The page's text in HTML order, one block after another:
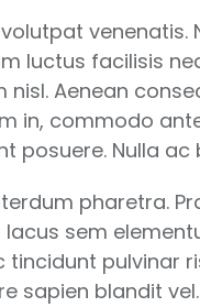
luctus facilisis
Aenean
in, commodo
posuere. Nulla ac
pharetra.
sem
tincidunt pulvinar
sapien blandit